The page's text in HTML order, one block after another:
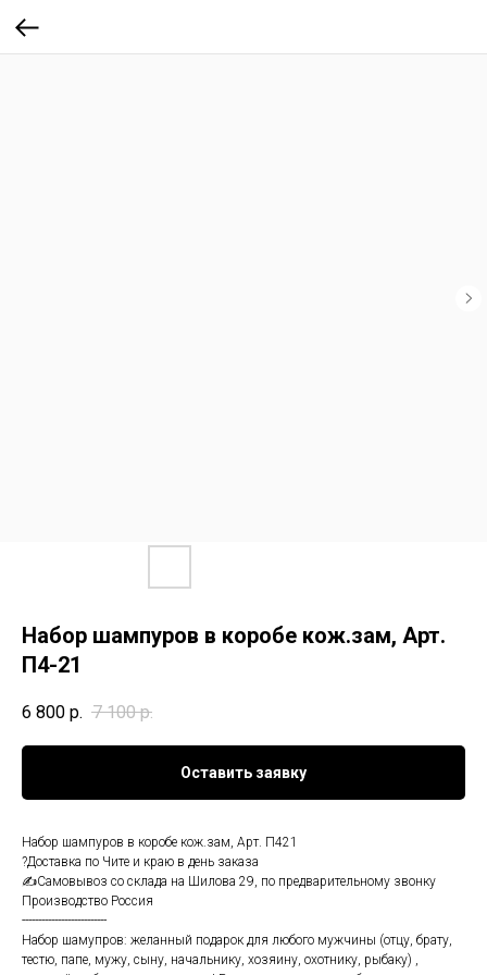
Набор шампуров в коробе кож.зам, Арт.
П4-21
6 800 р. 7 100 р.
Оставить заявку
Набор шампуров в коробе кож.зам, Арт. П421
?Доставка по Чите и краю в день заказа
✍Самовывоз со склада на Шилова 29, по предварительному звонку
Производство Россия
--------------------------
Набор шамупров: желанный подарок для любого мужчины (отцу, брату,
тестю, папе, мужу, сыну, начальнику, хозяину, охотнику, рыбаку) ,